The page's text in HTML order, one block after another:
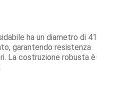
ha un diametro di 41
garantendo resistenza
La costruzione robusta è